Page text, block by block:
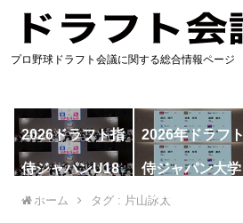
プロ野球ドラフト会議に関する総合情報ページ
2026ドラフト指
名予想
2026年ドラフト
候補
侍ジャパンU18
代表
侍ジャパン大学
代表
ホーム タグ : 片山詠太